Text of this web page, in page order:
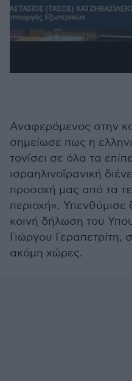
Αναφερόμενος στην
σημείωσε πως η
τονίσει σε όλα τα
ισραηλινοϊρανική
προσοχή μας από τα
περιοχή».
κοινή δήλωση του
Γιώργου
ακόμη χώρες.